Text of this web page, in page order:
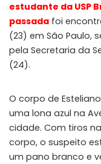
estudante da USP
passada foi
(23) em São Paulo,
pela Secretaria da
(24).
O corpo de
uma lona azul na
cidade. Com tiros
corpo, o suspeito
um pano branco e